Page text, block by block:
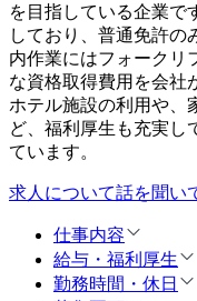
を目指している企業で
しており、普通免許の
内作業にはフォークリ
な資格取得費用を会社
ホテル施設の利用や、
ど、福利厚生も充実し
ています。
求人について話を聞い
仕事内容
給与・福利厚生
勤務時間・休日